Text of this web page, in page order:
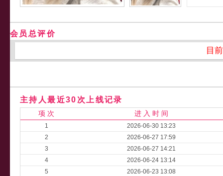
会员总评价
目
主持人最近30次上线记录
项 次 进 入 时 间
1
2026-06-30 13:23
2
2026-06-27 17:59
3
2026-06-27 14:21
4
2026-06-24 13:14
5
2026-06-23 13:08